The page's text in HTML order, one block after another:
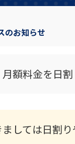
のお知らせ
額料金を日
しては日割